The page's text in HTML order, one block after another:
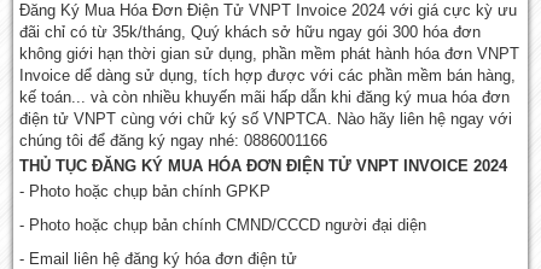
Đăng Ký Mua Hóa Đơn Điện Tử VNPT Invoice 2024 với giá cực kỳ ưu
đãi chỉ có từ 35k/tháng, Quý khách sở hữu ngay gói 300 hóa đơn
không giới hạn thời gian sử dụng, phần mềm phát hành hóa đơn VNPT
Invoice dể dàng sử dụng, tích hợp được với các phần mềm bán hàng,
kế toán... và còn nhiều khuyến mãi hấp dẫn khi đăng ký mua hóa đơn
điện tử VNPT cùng với chữ ký số VNPTCA. Nào hãy liên hệ ngay với
chúng tôi để đăng ký ngay nhé: 0886001166
THỦ TỤC ĐĂNG KÝ MUA HÓA ĐƠN ĐIỆN TỬ VNPT INVOICE 2024
- Photo hoặc chụp bản chính GPKP
- Photo hoặc chụp bản chính CMND/CCCD người đại diện
- Email liên hệ đăng ký hóa đơn điện tử